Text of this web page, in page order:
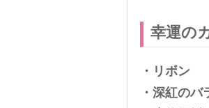
幸運の
・リボン
・深紅のバ